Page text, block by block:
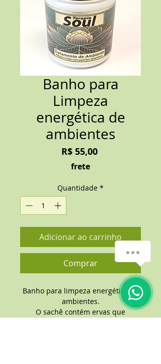
Banho para
Limpeza
energética de
ambientes
R$ 55,00Preço
frete
Quantidade *
Adicionar ao carrinho
Comprar
Banho para limpeza energética de
ambientes.
O sachê contém ervas que